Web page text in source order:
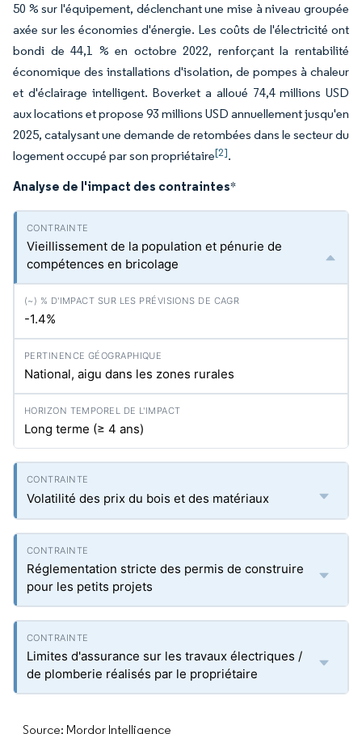
50 % sur l'équipement, déclenchant une mise à niveau groupée
axée sur les économies d'énergie. Les coûts de l'électricité ont
bondi de 44,1 % en octobre 2022, renforçant la rentabilité
économique des installations d'isolation, de pompes à chaleur
et d'éclairage intelligent. Boverket a alloué 74,4 millions USD
aux locations et propose 93 millions USD annuellement jusqu'en
2025, catalysant une demande de retombées dans le secteur du
logement occupé par son propriétaire[2].
Analyse de l'impact des contraintes*
Vieillissement de la population et pénurie de
compétences en bricolage
-1.4%
National, aigu dans les zones rurales
Long terme (≥ 4 ans)
Volatilité des prix du bois et des matériaux
Réglementation stricte des permis de construire
pour les petits projets
Limites d'assurance sur les travaux électriques /
de plomberie réalisés par le propriétaire
Source: Mordor Intelligence